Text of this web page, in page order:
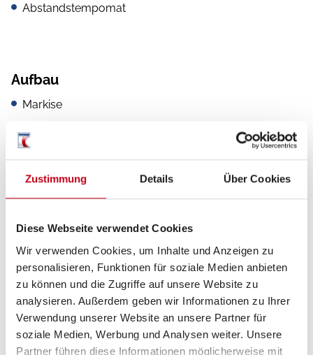
Zustimmung Details Über Cookies
Diese Webseite verwendet Cookies
Wir verwenden Cookies, um Inhalte und Anzeigen zu
personalisieren, Funktionen für soziale Medien anbieten
zu können und die Zugriffe auf unsere Website zu
analysieren. Außerdem geben wir Informationen zu Ihrer
Verwendung unserer Website an unsere Partner für
soziale Medien, Werbung und Analysen weiter. Unsere
Partner führen diese Informationen möglicherweise mit
Abstandstempomat
Aufbau
Markise
Heckgarage
Küche
Kompressor-Kühlschrank
Sanitär
Außendusche